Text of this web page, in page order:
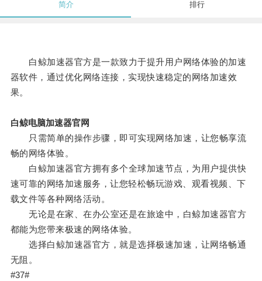
简介 排行
白鲸加速器官方是一款致力于提升用户网络体验的加速
器软件，通过优化网络连接，实现快速稳定的网络加速效
果。
白鲸电脑加速器官网
只需简单的操作步骤，即可实现网络加速，让您畅享流
畅的网络体验。
白鲸加速器官方拥有多个全球加速节点，为用户提供快
速可靠的网络加速服务，让您轻松畅玩游戏、观看视频、下
载文件等各种网络活动。
无论是在家、在办公室还是在旅途中，白鲸加速器官方
都能为您带来极速的网络体验。
选择白鲸加速器官方，就是选择极速加速，让网络畅通
无阻。
#37#